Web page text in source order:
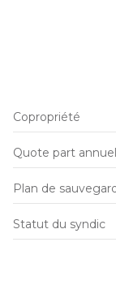
2 côté(s)
ascenseur
balcon
Copropriété
Quote part
Plan de
Statut du syndic